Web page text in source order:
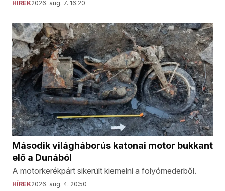
HÍREK2026. aug. 7. 16:20
Második világháborús katonai motor bukkant
elő a Dunából
A motorkerékpárt sikerült kiemelni a folyómederből.
HÍREK2026. aug. 4. 20:50